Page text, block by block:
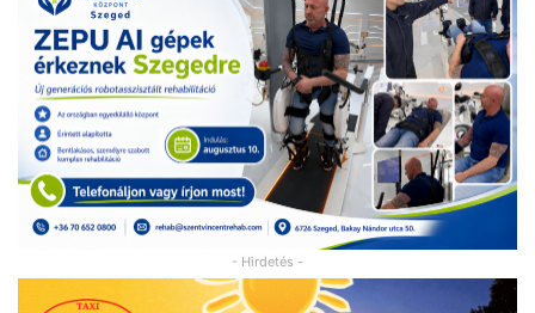
- Hirdetés -